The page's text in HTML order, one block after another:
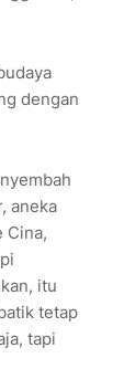
dengan
aneka
Cina,
itu
tetap
tapi